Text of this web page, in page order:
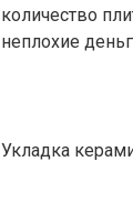
количество
неплохие
Укладка